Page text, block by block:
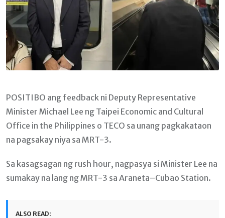
POSITIBO ang feedback ni Deputy Representative
Minister Michael Lee ng Taipei Economic and Cultural
Office in the Philippines o TECO sa unang pagkakataon
na pagsakay niya sa MRT-3.
Sa kasagsagan ng rush hour, nagpasya si Minister Lee na
sumakay na lang ng MRT-3 sa Araneta–Cubao Station.
ALSO READ: